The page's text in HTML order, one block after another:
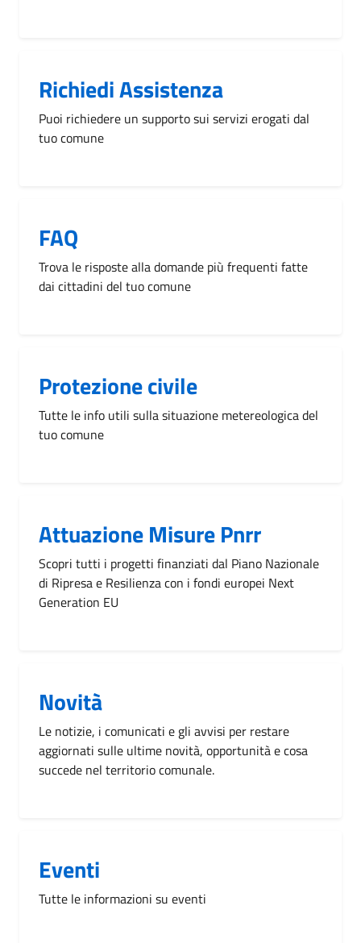
Richiedi Assistenza
Puoi richiedere un supporto sui servizi erogati dal
tuo comune
FAQ
Trova le risposte alla domande più frequenti fatte
dai cittadini del tuo comune
Protezione civile
Tutte le info utili sulla situazione metereologica del
tuo comune
Attuazione Misure Pnrr
Scopri tutti i progetti finanziati dal Piano Nazionale
di Ripresa e Resilienza con i fondi europei Next
Generation EU
Novità
Le notizie, i comunicati e gli avvisi per restare
aggiornati sulle ultime novità, opportunità e cosa
succede nel territorio comunale.
Eventi
Tutte le informazioni su eventi